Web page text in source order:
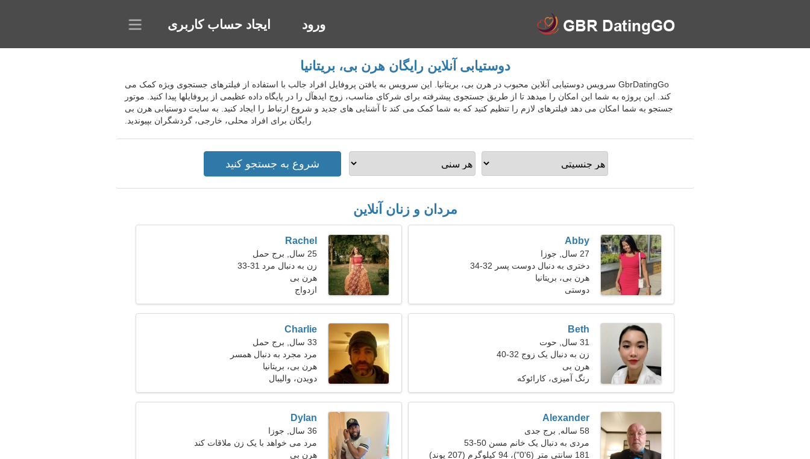
ورود ایجاد حساب کاربری
دوستیابی آنلاین رایگان هرن بی، بریتانیا
GbrDatingGo سرویس دوستیابی آنلاین محبوب در هرن بی، بریتانیا. این سرویس به یافتن پروفایل افراد جالب با استفاده از فیلترهای جستجوی ویژه کمک می
کند. این پروژه به شما این امکان را میدهد تا از طریق جستجوی پیشرفته برای شرکای مناسب، زوج ایدهآل را در پایگاه داده عظیمی از پروفایلها پیدا کنید. موتور
جستجو به شما امکان می دهد فیلترهای لازم را تنظیم کنید که به شما کمک می کند تا آشنایی های جدید و شروع ارتباط را ایجاد کنید. به سایت دوستیابی هرن بی
رایگان برای افراد محلی، خارجی، گردشگران بپیوندید.
مردان و زنان آنلاین
Abby
27 سال, جوزا
دختری به دنبال دوست پسر 32-34
هرن بی، بریتانیا
دوستی
Rachel
25 سال, برج حمل
زن به دنبال مرد 31-33
هرن بی
ازدواج
Beth
31 سال, حوت
زن به دنبال یک زوج 32-40
هرن بی
رنگ آمیزی، کارائوکه
Charlie
33 سال, برج حمل
مرد مجرد به دنبال همسر
هرن بی، بریتانیا
دویدن، والیبال
Alexander
58 ساله, برج جدی
مردی به دنبال یک خانم مسن 50-53
181 سانتی متر (6'0")، 94 کیلوگرم (207 پوند)
Dylan
36 سال, جوزا
مرد می خواهد با یک زن ملاقات کند
هرن بی